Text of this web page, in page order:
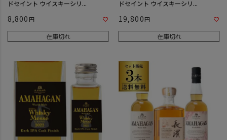
ドセイント ウイスキーシリ...
8,800
在庫切れ
ドセイント ウイスキーシリ...
19,800
在庫切れ